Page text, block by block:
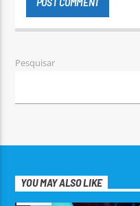
Pesquisar
YOU MAY ALSO LIKE